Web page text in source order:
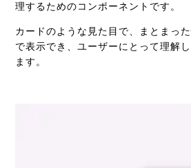
理するためのコンポーネントです。
カードのような見た目で、まとまっ
で表示でき、ユーザーにとって理解
ます。